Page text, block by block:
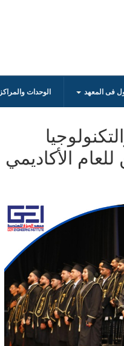
فى المعهد الوحدات والمراكز
الأكاديمي